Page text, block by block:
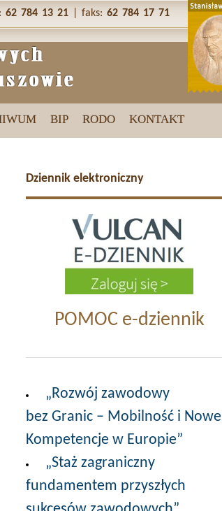
62 784 13 21 | faks: 62 784 17 71
BIP RODO KONTAKT
Dziennik elektroniczny
POMOC e-dziennik
„Rozwój zawodowy
bez Granic – Mobilność i Nowe
Kompetencje w Europie”
„Staż zagraniczny
fundamentem przyszłych